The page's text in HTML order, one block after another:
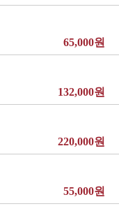
65,000원
132,000원
220,000원
55,000원